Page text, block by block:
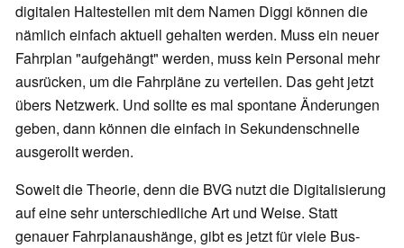
digitalen Haltestellen mit dem Namen Diggi können die
nämlich einfach aktuell gehalten werden. Muss ein neuer
Fahrplan "aufgehängt" werden, muss kein Personal mehr
ausrücken, um die Fahrpläne zu verteilen. Das geht jetzt
übers Netzwerk. Und sollte es mal spontane Änderungen
geben, dann können die einfach in Sekundenschnelle
ausgerollt werden.
Soweit die Theorie, denn die BVG nutzt die Digitalisierung
auf eine sehr unterschiedliche Art und Weise. Statt
genauer Fahrplanaushänge, gibt es jetzt für viele Bus-